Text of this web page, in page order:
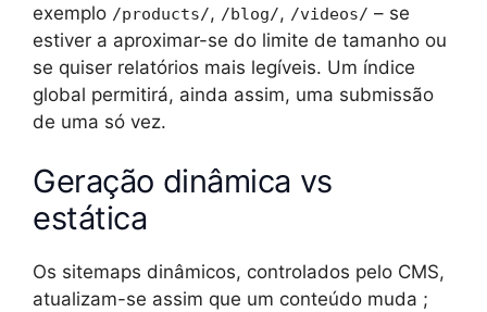
exemplo /products/, /blog/, /videos/ – se
estiver a aproximar-se do limite de tamanho ou
se quiser relatórios mais legíveis. Um índice
global permitirá, ainda assim, uma submissão
de uma só vez.
Geração dinâmica vs
estática
Os sitemaps dinâmicos, controlados pelo CMS,
atualizam-se assim que um conteúdo muda ;